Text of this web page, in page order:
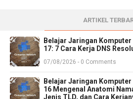
ARTIKEL
Belajar Jaringan
17: 7 Cara Kerja DNS
07/08/2026 - 0 Comments
Belajar Jaringan
16 Mengenal Anatomi
Jenis TLD, dan Cara